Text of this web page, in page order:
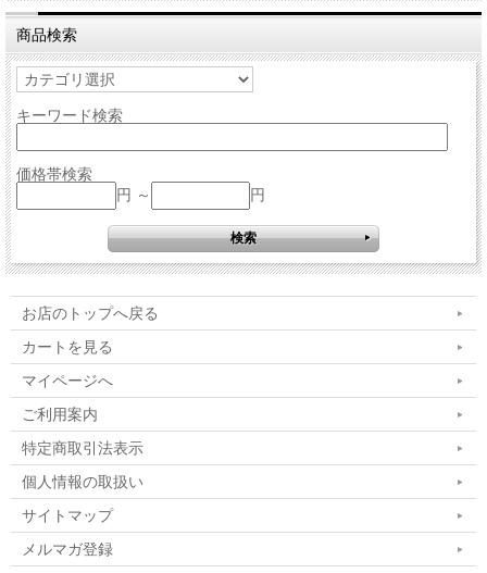
商品検索
キーワード検索
価格帯検索
円 ～
円
お店のトップへ戻る
カートを見る
マイページへ
ご利用案内
特定商取引法表示
個人情報の取扱い
サイトマップ
メルマガ登録